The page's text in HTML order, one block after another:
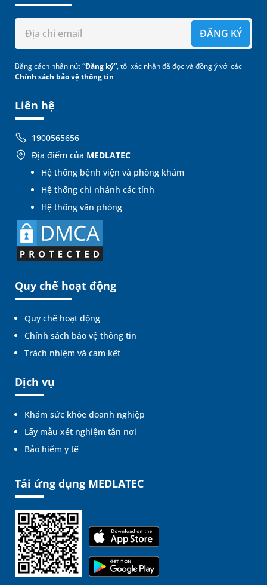
Liên hệ
1900565656
Địa điểm của MEDLATEC
Hệ thống bệnh viện và phòng khám
Hệ thống chi nhánh các tỉnh
Hệ thống văn phòng
Quy chế hoạt động
Quy chế hoạt động
Chính sách bảo vệ thông tin
Trách nhiệm và cam kết
Dịch vụ
Khám sức khỏe doanh nghiệp
Lấy mẫu xét nghiệm tận nơi
Bảo hiểm y tế
ĐĂNG KÝ
Bằng cách nhấn nút“Đăng ký”, tôi xác nhận đã đọc và đồng ý với các
Chính sách bảo vệ thông tin
Tải ứng dụng MEDLATEC